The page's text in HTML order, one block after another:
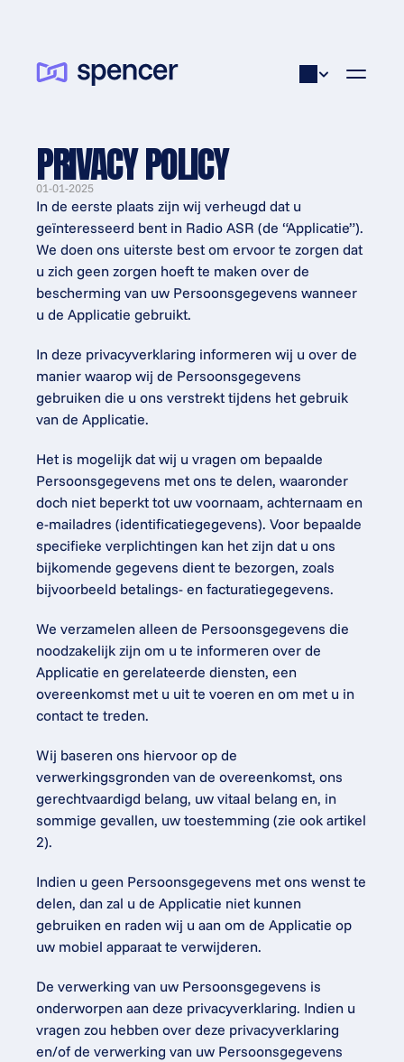
PRIVACY POLICY
01-01-2025
In de eerste plaats zijn wij verheugd dat u
geïnteresseerd bent in Radio ASR (de “Applicatie”).
We doen ons uiterste best om ervoor te zorgen dat
u zich geen zorgen hoeft te maken over de
bescherming van uw Persoonsgegevens wanneer
u de Applicatie gebruikt.
In deze privacyverklaring informeren wij u over de
manier waarop wij de Persoonsgegevens
gebruiken die u ons verstrekt tijdens het gebruik
van de Applicatie.
Het is mogelijk dat wij u vragen om bepaalde
Persoonsgegevens met ons te delen, waaronder
doch niet beperkt tot uw voornaam, achternaam en
e-mailadres (identificatiegegevens). Voor bepaalde
specifieke verplichtingen kan het zijn dat u ons
bijkomende gegevens dient te bezorgen, zoals
bijvoorbeeld betalings- en facturatiegegevens.
We verzamelen alleen de Persoonsgegevens die
noodzakelijk zijn om u te informeren over de
Applicatie en gerelateerde diensten, een
overeenkomst met u uit te voeren en om met u in
contact te treden.
Wij baseren ons hiervoor op de
verwerkingsgronden van de overeenkomst, ons
gerechtvaardigd belang, uw vitaal belang en, in
sommige gevallen, uw toestemming (zie ook artikel
2).
Indien u geen Persoonsgegevens met ons wenst te
delen, dan zal u de Applicatie niet kunnen
gebruiken en raden wij u aan om de Applicatie op
uw mobiel apparaat te verwijderen.
De verwerking van uw Persoonsgegevens is
onderworpen aan deze privacyverklaring. Indien u
vragen zou hebben over deze privacyverklaring
en/of de verwerking van uw Persoonsgegevens